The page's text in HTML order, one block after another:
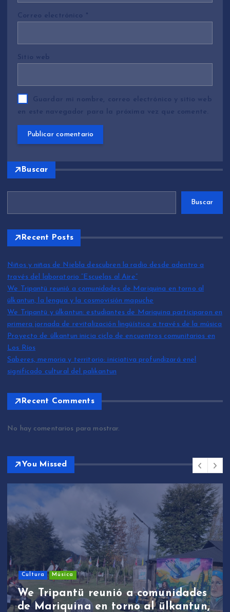
Correo electrónico *
Sitio web
Guardar mi nombre, correo electrónico y sitio web
en este navegador para la próxima vez que comente.
Buscar
Buscar
Recent Posts
Niños y niñas de Niebla descubren la radio desde adentro a
través del laboratorio “Escuelas al Aire”
We Tripantü reunió a comunidades de Mariquina en torno al
ülkantun, la lengua y la cosmovisión mapuche
We Tripantü y ülkantun: estudiantes de Mariquina participaron en
primera jornada de revitalización lingüística a través de la música
Proyecto de ülkantun inicia ciclo de encuentros comunitarios en
Los Ríos
Saberes, memoria y territorio: iniciativa profundizará enel
significado cultural del palikantun
Recent Comments
No hay comentarios para mostrar.
You Missed
Cultura Música
We Tripantü reunió a comunidades
de Mariquina en torno al ülkantun,